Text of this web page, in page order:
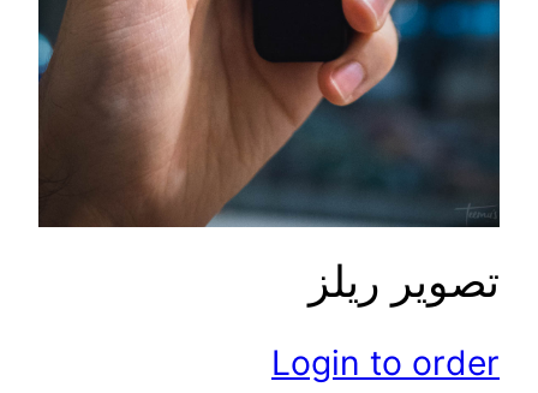
تصوير ريلز
Login to order